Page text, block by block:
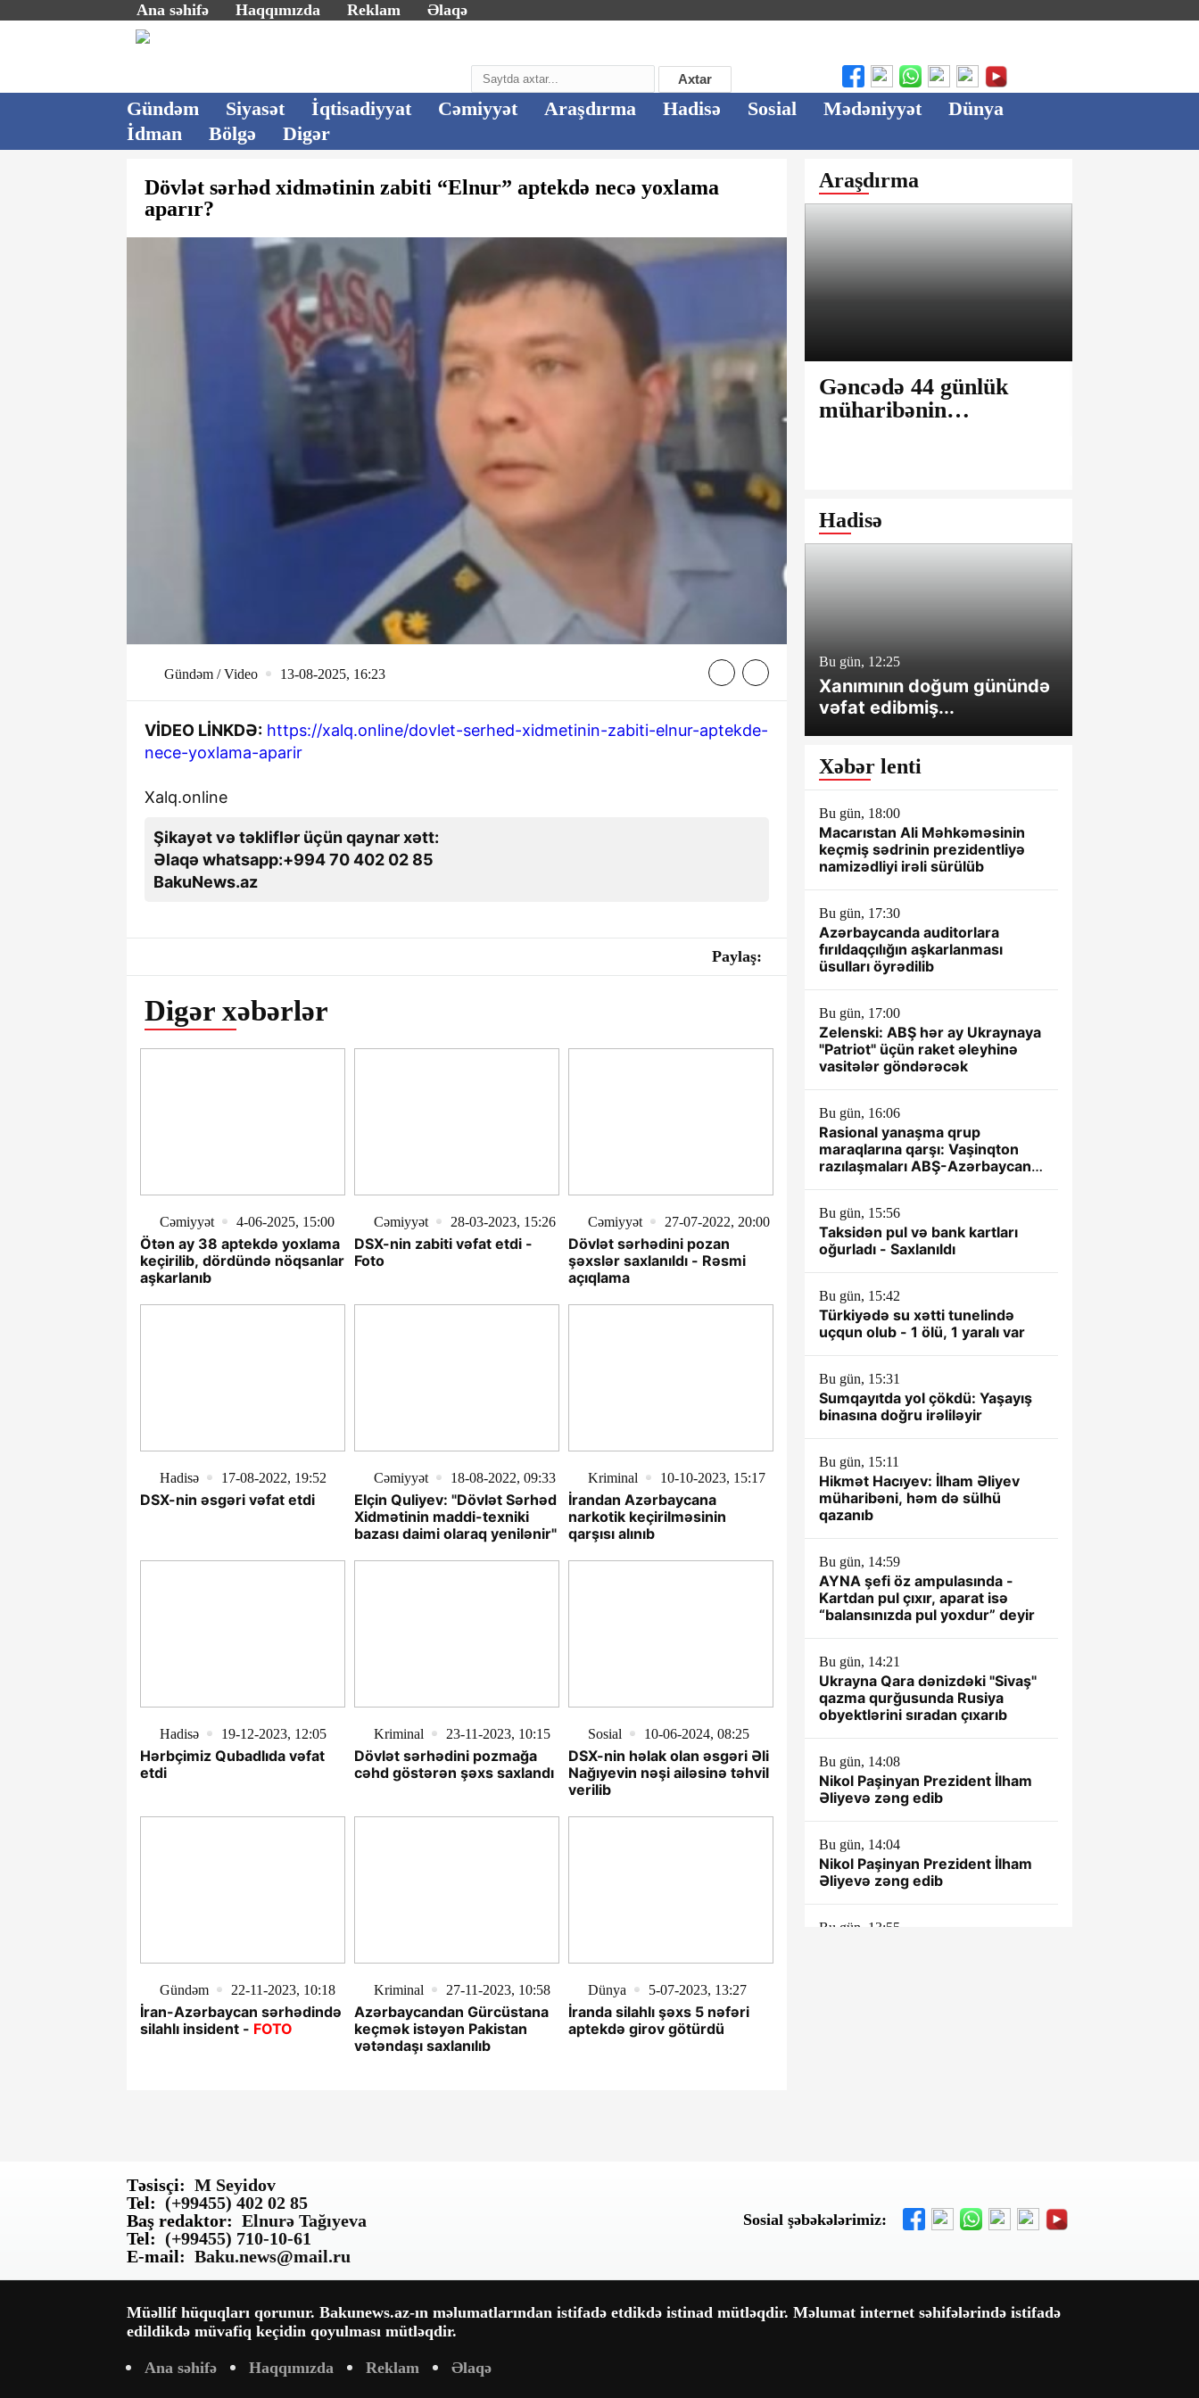
Ana səhifə Haqqımızda Reklam Əlaqə
Axtar
Gündəm Siyasət İqtisadiyyat Cəmiyyət Araşdırma Hadisə Sosial Mədəniyyət
Dünya
İdman
Bölgə Digər
Dövlət sərhəd xidmətinin zabiti “Elnur” aptekdə necə yoxlama
aparır?
Gündəm / Video 13-08-2025, 16:23
VİDEO LİNKDƏ: https://xalq.online/dovlet-serhed-xidmetinin-zabiti-elnur-aptekde-
nece-yoxlama-aparir
Xalq.online
Şikayət və təkliflər üçün qaynar xətt:
Əlaqə whatsapp:+994 70 402 02 85
BakuNews.az
Paylaş:
Digər xəbərlər
Cəmiyyət 4-06-2025, 15:00
Ötən ay 38 aptekdə yoxlama
keçirilib, dördündə nöqsanlar
aşkarlanıb
Cəmiyyət 28-03-2023, 15:26
DSX-nin zabiti vəfat etdi -
Foto
Cəmiyyət 27-07-2022, 20:00
Dövlət sərhədini pozan
şəxslər saxlanıldı - Rəsmi
açıqlama
Hadisə 17-08-2022, 19:52
DSX-nin əsgəri vəfat etdi
Cəmiyyət 18-08-2022, 09:33
Elçin Quliyev: "Dövlət Sərhəd
Xidmətinin maddi-texniki
bazası daimi olaraq yenilənir"
Kriminal 10-10-2023, 15:17
İrandan Azərbaycana
narkotik keçirilməsinin
qarşısı alınıb
Hadisə 19-12-2023, 12:05
Hərbçimiz Qubadlıda vəfat
etdi
Kriminal 23-11-2023, 10:15
Dövlət sərhədini pozmağa
cəhd göstərən şəxs saxlandı
Sosial 10-06-2024, 08:25
DSX-nin həlak olan əsgəri Əli
Nağıyevin nəşi ailəsinə təhvil
verilib
Gündəm 22-11-2023, 10:18
İran-Azərbaycan sərhədində
silahlı insident - FOTO
Kriminal 27-11-2023, 10:58
Azərbaycandan Gürcüstana
keçmək istəyən Pakistan
vətəndaşı saxlanılıb
Dünya 5-07-2023, 13:27
İranda silahlı şəxs 5 nəfəri
aptekdə girov götürdü
Araşdırma
Gəncədə 44 günlük
müharibənin
Arxitektura Komitəsi -
SAKİNLƏRDƏN
Hadisə
Bu gün, 12:25
Xanımının doğum günündə
vəfat edibmiş...
Xəbər lenti
Bu gün, 18:00
Macarıstan Ali Məhkəməsinin
keçmiş sədrinin prezidentliyə
namizədliyi irəli sürülüb
Bu gün, 17:30
Azərbaycanda auditorlara
fırıldaqçılığın aşkarlanması
üsulları öyrədilib
Bu gün, 17:00
Zelenski: ABŞ hər ay Ukraynaya
"Patriot" üçün raket əleyhinə
vasitələr göndərəcək
Bu gün, 16:06
Rasional yanaşma qrup
maraqlarına qarşı: Vaşinqton
razılaşmaları ABŞ-Azərbaycan
Bu gün, 15:56
Taksidən pul və bank kartları
oğurladı - Saxlanıldı
Bu gün, 15:42
Türkiyədə su xətti tunelində
uçqun olub - 1 ölü, 1 yaralı var
Bu gün, 15:31
Sumqayıtda yol çökdü: Yaşayış
binasına doğru irəliləyir
Bu gün, 15:11
Hikmət Hacıyev: İlham Əliyev
müharibəni, həm də sülhü
qazanıb
Bu gün, 14:59
AYNA şefi öz ampulasında -
Kartdan pul çıxır, aparat isə
“balansınızda pul yoxdur” deyir
Bu gün, 14:21
Ukrayna Qara dənizdəki "Sivaş"
qazma qurğusunda Rusiya
obyektlərini sıradan çıxarıb
Bu gün, 14:08
Nikol Paşinyan Prezident İlham
Əliyevə zəng edib
Bu gün, 14:04
Nikol Paşinyan Prezident İlham
Əliyevə zəng edib
Bu gün, 13:55
və tövlə yanıb
Sumqayıtda avtomobil təmiri
Təsisçi: M Seyidov
Tel: (+99455) 402 02 85
Baş redaktor: Elnurə Tağıyeva
Tel: (+99455) 710-10-61
E-mail: Baku.news@mail.ru
Sosial şəbəkələrimiz:
Müəllif hüquqları qorunur. Bakunews.az-ın məlumatlarından istifadə etdikdə istinad mütləqdir. Məlumat internet səhifələrində istifadə
edildikdə müvafiq keçidin qoyulması mütləqdir.
Ana səhifə Haqqımızda Reklam Əlaqə